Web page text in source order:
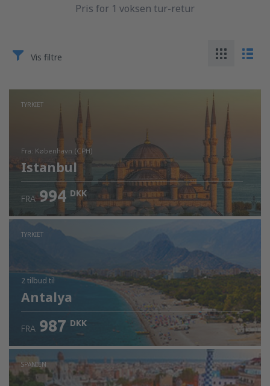
Pris for 1 voksen tur-retur
Vis filtre
TYRKIET
fra: København (CPH)
Istanbul
Kontrollér oplysninger
FRA 994 DKK
TYRKIET
2 tilbud til
Antalya
FRA 987 DKK
SPANIEN